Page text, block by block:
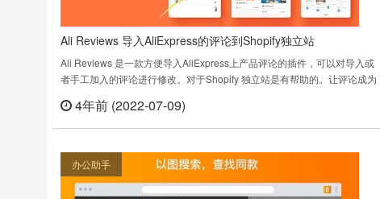
Ali Reviews 导入AliExpress的评论到Shopify独立站
Ali Reviews 是一款方便导入AliExpress上产品评论的插件，可以对导入或
者手工加入的评论进行修改。对于Shopify 独立站是有帮助的。让评论成为
期：2022年6月14日……
4年前 (2022-07-09)
办公助手